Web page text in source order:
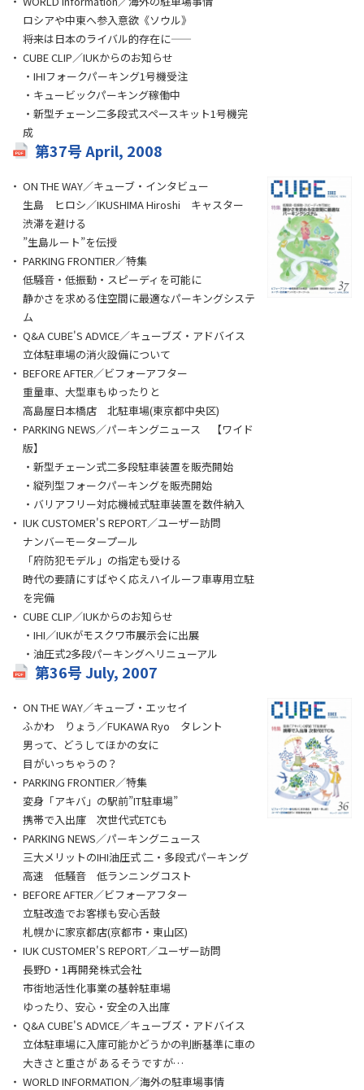
ロシアや中東へ参入意欲《ソウル》
――将来は日本のライバル的存在に――
CUBE CLIP／IUKからのお知らせ
・IHIフォークパーキング1号機受注
・キュービックパーキング稼働中
・新型チェーン二多段式スペースキット1号機完
成
第37号 April, 2008
ON THE WAY／キューブ・インタビュー
生島 ヒロシ／IKUSHIMA Hiroshi キャスター
渋滞を避ける
”生島ルート”を伝授
PARKING FRONTIER／特集
低騒音・低振動・スピーディを可能に
静かさを求める住空間に最適なパーキングシステ
ム
Q&A CUBE'S ADVICE／キューブズ・アドバイス
立体駐車場の消火設備について
BEFORE AFTER／ビフォーアフター
重量車、大型車もゆったりと
高島屋日本橋店 北駐車場(東京都中央区)
PARKING NEWS／パーキングニュース 【ワイド
版】
・新型チェーン式二多段駐車装置を販売開始
・縦列型フォークパーキングを販売開始
・バリアフリー対応機械式駐車装置を数件納入
IUK CUSTOMER'S REPORT／ユーザー訪問
ナンバーモータープール
「府防犯モデル」の指定も受ける
時代の要請にすばやく応えハイルーフ車専用立駐
を完備
CUBE CLIP／IUKからのお知らせ
・IHI／IUKがモスクワ市展示会に出展
・油圧式2多段パーキングへリニューアル
第36号 July, 2007
ON THE WAY／キューブ・エッセイ
ふかわ りょう／FUKAWA Ryo タレント
男って、どうしてほかの女に
目がいっちゃうの？
PARKING FRONTIER／特集
変身「アキバ」の駅前”IT駐車場”
携帯で入出庫 次世代式ETCも
PARKING NEWS／パーキングニュース
三大メリットのIHI油圧式 二・多段式パーキング
高速 低騒音 低ランニングコスト
BEFORE AFTER／ビフォーアフター
立駐改造でお客様も安心舌鼓
札幌かに家京都店(京都市・東山区)
IUK CUSTOMER'S REPORT／ユーザー訪問
長野D・1再開発株式会社
市街地活性化事業の基幹駐車場
ゆったり、安心・安全の入出庫
Q&A CUBE'S ADVICE／キューブズ・アドバイス
立体駐車場に入庫可能かどうかの判断基準に車の
大きさと重さが あるそうですが…
WORLD INFORMATION／海外の駐車場事情